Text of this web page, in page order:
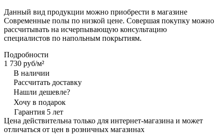
Данный вид продукции можно приобрести в магазине
Современные полы по низкой цене. Совершая покупку можно
рассчитывать на исчерпывающую консультацию
специалистов по напольным покрытиям.
Подробности
1 730 руб/м²
В наличии
Рассчитать доставку
Нашли дешевле?
Хочу в подарок
Гарантия 5 лет
Цена действительна только для интернет-магазина и может
отличаться от цен в розничных магазинах